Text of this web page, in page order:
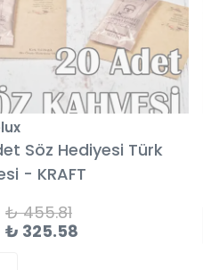
Söz Hediyesi Türk
- KRAFT
₺ 455.81
₺ 325.58